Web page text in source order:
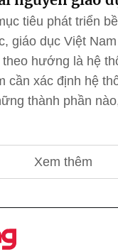
tiêu phát triển
giáo dục Việt
hướng là hệ
cần xác định hệ
thành phần
Xem thêm